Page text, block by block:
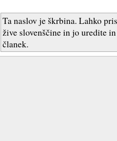
Ta naslov je škrbina. Lahko
žive slovenščine in jo uredite
članek.